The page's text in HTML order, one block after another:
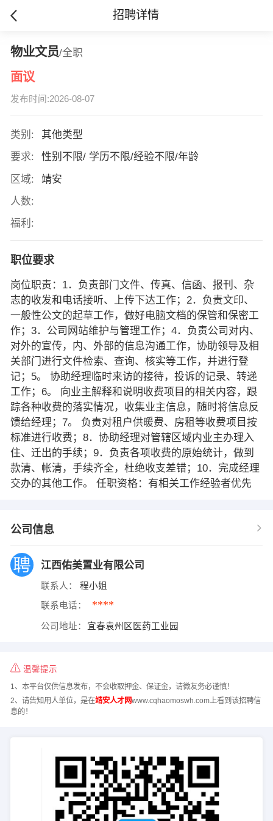
招聘详情
物业文员/全职
面议
发布时间:2026-08-07
类别:
其他类型
要求:
性别不限/ 学历不限/经验不限/年龄
区域:
靖安
人数:
福利:
职位要求
岗位职责：1．负责部门文件、传真、信函、报刊、杂
志的收发和电话接听、上传下达工作；2．负责文印、
一般性公文的起草工作，做好电脑文档的保管和保密工
作；3．公司网站维护与管理工作；4．负责公司对内、
对外的宣传，内、外部的信息沟通工作，协助领导及相
关部门进行文件检索、查询、核实等工作，并进行登
记；5。 协助经理临时来访的接待，投诉的记录、转递
工作；6。 向业主解释和说明收费项目的相关内容，跟
踪各种收费的落实情况，收集业主信息，随时将信息反
馈给经理；7。 负责对租户供暖费、房租等收费项目按
标准进行收费；8．协助经理对管辖区域内业主办理入
住、迁出的手续；9．负责各项收费的原始统计，做到
款清、帐清，手续齐全，杜绝收支差错；10．完成经理
交办的其他工作。 任职资格：有相关工作经验者优先
公司信息
江西佑美置业有限公司
联系人： 程小姐
联系电话： ****
公司地址： 宜春袁州区医药工业园
温馨提示
1、本平台仅供信息发布，不会收取押金、保证金，请微友务必谨慎！
2、请告知用人单位，是在靖安人才网www.cqhaomoswh.com上看到该招聘信
息的！